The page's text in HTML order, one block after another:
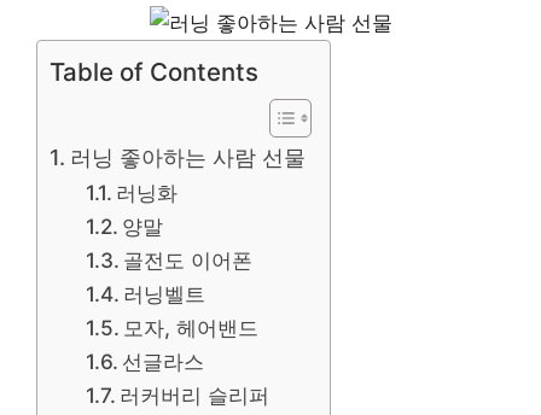
Table of Contents
러닝 좋아하는 사람 선물
러닝화
양말
골전도 이어폰
러닝벨트
모자, 헤어밴드
선글라스
러커버리 슬리퍼